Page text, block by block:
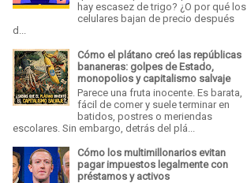
hay escasez de trigo? ¿O por qué los
celulares bajan de precio después
d...
Cómo el plátano creó las repúblicas
bananeras: golpes de Estado,
monopolios y capitalismo salvaje
Parece una fruta inocente. Es barata,
fácil de comer y suele terminar en
batidos, postres o meriendas
escolares. Sin embargo, detrás del plá...
Cómo los multimillonarios evitan
pagar impuestos legalmente con
préstamos y activos